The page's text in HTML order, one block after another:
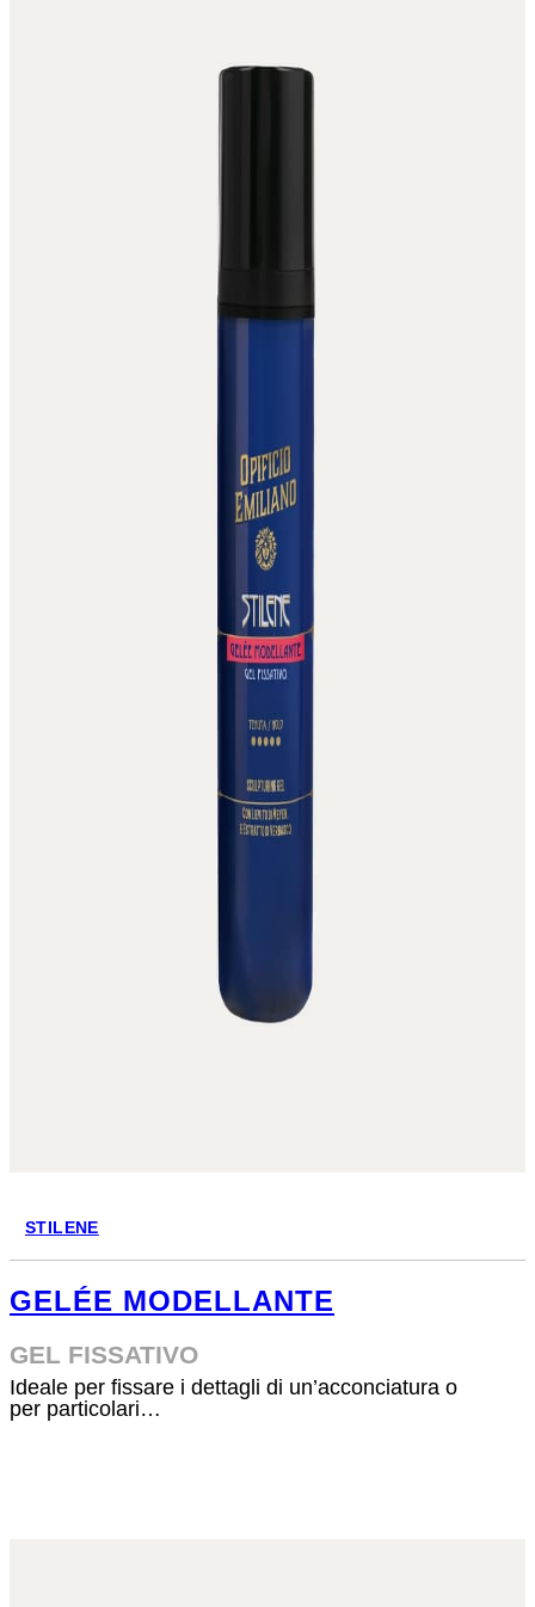
STILENE
GELÉE MODELLANTE
GEL FISSATIVO
Ideale per fissare i dettagli di un’acconciatura o
per particolari…